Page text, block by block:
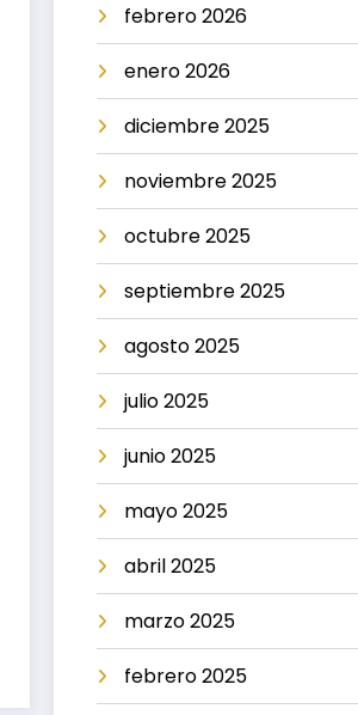
febrero 2026
enero 2026
diciembre 2025
noviembre 2025
octubre 2025
septiembre 2025
agosto 2025
julio 2025
junio 2025
mayo 2025
abril 2025
marzo 2025
febrero 2025